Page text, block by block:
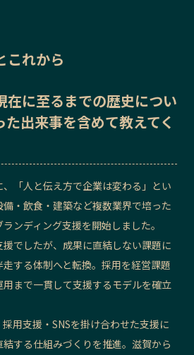
SDGsの先駆者
ニッポンの百選大全集
アンバサダー
これから
在に至るまでの歴史につい
出来事を含めて教えてく
「人と伝え方で企業は変わる」とい
・飲食・建築など複数業界で培った
ンディング支援を開始しました。
でしたが、成果に直結しない課題に
する体制へと転換。採用を経営課題
まで一貫して支援するモデルを確立
用支援・SNSを掛け合わせた支援に
する仕組みづくりを推進。滋賀から